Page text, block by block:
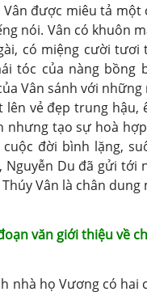
Vân được miêu tả
nói. Vân có khuôn
có miệng cười
tóc của nàng bồng
Vân sánh với
lên vẻ đẹp trung
nhưng tạo sự hoà
đời bình lặng,
Nguyễn Du đã gửi
Vân là chân
văn giới thiệu về
nhà họ Vương có hai